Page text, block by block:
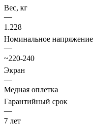
Вес, кг
—
1.228
Номинальное
—
~220-240
Экран
—
Медная оплетка
Гарантийный срок
—
7 лет